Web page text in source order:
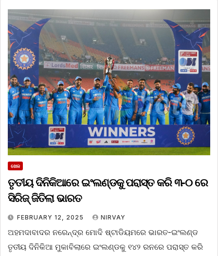
ଖେଳ
ତୃତୀୟ ଦିନିକିଆରେ ଇଂଲଣ୍ଡକୁ ପରାସ୍ତ କରି ୩-୦ ରେ
ସିରିଜ୍‌ ଜିତିଲା ଭାରତ
FEBRUARY 12, 2025 NIRVAY
ଅହମଦାବାଦର ନରେନ୍ଦ୍ର ମୋଦି ଷ୍ଟାଡିୟମରେ ଭାରତ-ଇଂଲଣ୍ଡ
ତୃତୀୟ ଦିନିକିଆ ମୁକାବିଲାରେ ଇଂଲଣ୍ଡକୁ ୧୪୨ ରନରେ ପରାସ୍ତ କରି